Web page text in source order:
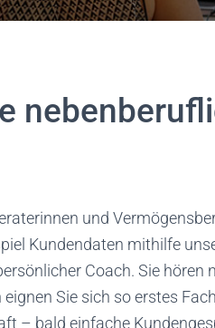
und
Kundendaten mithilfe
Coach. Sie hören
Sie sich so erstes
– bald einfache